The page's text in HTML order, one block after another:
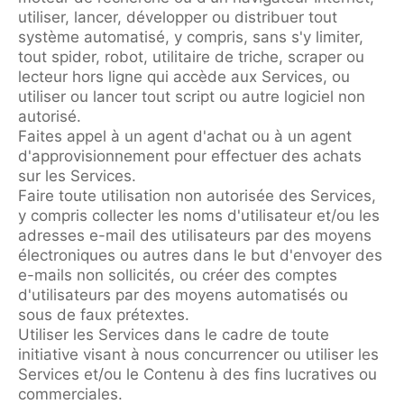
utiliser, lancer, développer ou distribuer tout
système automatisé, y compris, sans s'y limiter,
tout spider, robot, utilitaire de triche, scraper ou
lecteur hors ligne qui accède aux Services, ou
utiliser ou lancer tout script ou autre logiciel non
autorisé.
Faites appel à un agent d'achat ou à un agent
d'approvisionnement pour effectuer des achats
sur les Services.
Faire toute utilisation non autorisée des Services,
y compris collecter les noms d'utilisateur et/ou les
adresses e-mail des utilisateurs par des moyens
électroniques ou autres dans le but d'envoyer des
e-mails non sollicités, ou créer des comptes
d'utilisateurs par des moyens automatisés ou
sous de faux prétextes.
Utiliser les Services dans le cadre de toute
initiative visant à nous concurrencer ou utiliser les
Services et/ou le Contenu à des fins lucratives ou
commerciales.